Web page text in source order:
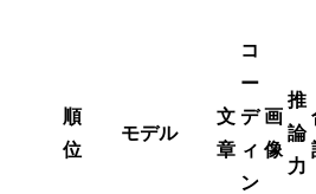
順
位
モデル
文
章
コ
ー
デ
ィ
ン
画
像
推
論
力